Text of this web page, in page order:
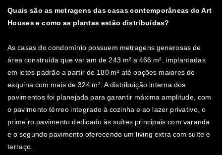
Quais são as metragens das casas contemporâneas do Art
Houses e como as plantas estão distribuídas?
As casas do condomínio possuem metragens generosas de
área construída que variam de 243 m² a 466 m², implantadas
em lotes padrão a partir de 180 m² até opções maiores de
esquina com mais de 324 m². A distribuição interna dos
pavimentos foi planejada para garantir máxima amplitude, com
o pavimento térreo integrado à cozinha e ao lazer privativo, o
primeiro pavimento dedicado às suítes principais com varanda
e o segundo pavimento oferecendo um living extra com suíte e
terraço.